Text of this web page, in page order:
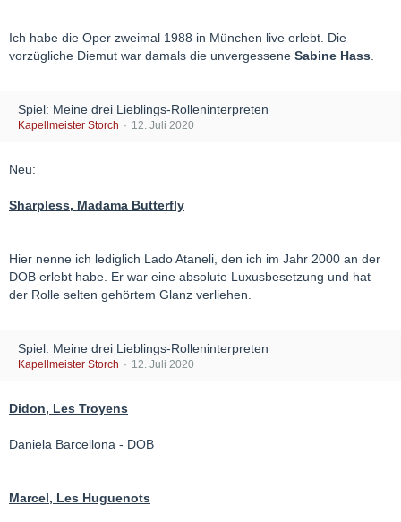
Ich habe die Oper zweimal 1988 in München live erlebt. Die
vorzügliche Diemut war damals die unvergessene Sabine Hass
Spiel: Meine drei Lieblings-Rolleninterpreten
Kapellmeister Storch 12. Juli 2020
Neu:
Sharpless, Madama Butterfly
Hier nenne ich lediglich Lado Ataneli, den ich im Jahr 2000 an der
DOB erlebt habe. Er war eine absolute Luxusbesetzung und hat
der Rolle selten gehörtem Glanz verliehen.
Spiel: Meine drei Lieblings-Rolleninterpreten
Kapellmeister Storch 12. Juli 2020
Didon, Les Troyens
Daniela Barcellona - DOB
Marcel, Les Huguenots